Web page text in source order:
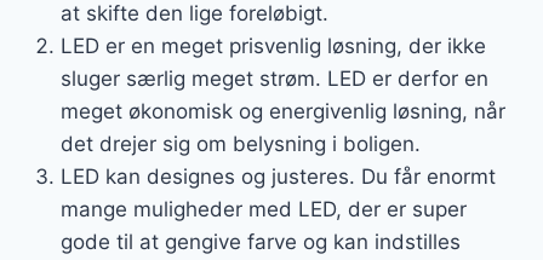
at skifte den lige foreløbigt.
LED er en meget prisvenlig løsning, der ikke
sluger særlig meget strøm. LED er derfor en
meget økonomisk og energivenlig løsning, når
det drejer sig om belysning i boligen.
LED kan designes og justeres. Du får enormt
mange muligheder med LED, der er super
gode til at gengive farve og kan indstilles